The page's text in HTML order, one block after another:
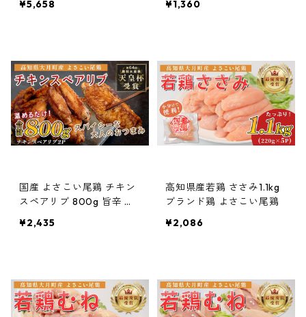
ル おつまみ 晩酌 酒の肴 お
肉 フライドチキン 冷凍 高
知県 大月町
¥5,658
ール おつまみ 晩酌 酒の肴
鶏肉 フライドチキン 冷凍
高知県 大月町
¥1,360
国産 よさこい尾鶏 チキン
スペアリブ 800g 旨辛 ス
ール おつまみ 晩酌 酒の肴
鶏肉 フライドチキン 冷凍
高知県 大月町
¥2,435
高知県産若鶏 ささみ1.1kg
ブランド鶏 よさこい尾鶏
¥2,086